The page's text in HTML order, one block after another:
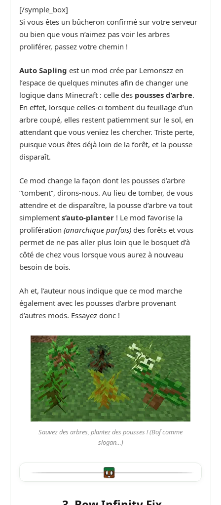
[/symple_box]
Si vous êtes un bûcheron confirmé sur votre serveur
ou bien que vous n’aimez pas voir les arbres
proliférer, passez votre chemin !
Auto Sapling est un mod crée par Lemonszz en
l’espace de quelques minutes afin de changer une
logique dans Minecraft : celle des pousses d’arbre.
En effet, lorsque celles-ci tombent du feuillage d’un
arbre coupé, elles restent patiemment sur le sol, en
attendant que vous veniez les chercher. Triste perte,
puisque vous êtes déjà loin de la forêt, et la pousse
disparaît.
Ce mod change la façon dont les pousses d’arbre
“tombent”, dirons-nous. Au lieu de tomber, de vous
attendre et de disparaître, la pousse d’arbre va tout
simplement s’auto-planter ! Le mod favorise la
prolifération (anarchique parfois) des forêts et vous
permet de ne pas aller plus loin que le bosquet d’à
côté de chez vous lorsque vous aurez à nouveau
besoin de bois.
Ah et, l’auteur nous indique que ce mod marche
également avec les pousses d’arbre provenant
d’autres mods. Essayez donc !
Sauvez des arbres, plantez des pousses ! (Bof comme
slogan…)